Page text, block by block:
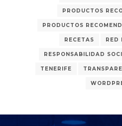
PRODUCTOS
PRODUCTOS
RECETAS RED
RESPONSABILIDAD
TENERIFE